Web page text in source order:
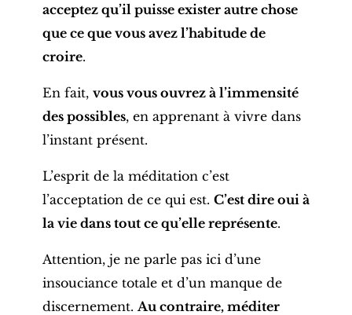
acceptez qu’il puisse exister autre chose
que ce que vous avez l’habitude de
croire.
En fait, vous vous ouvrez à l’immensité
des possibles, en apprenant à vivre dans
l’instant présent.
L’esprit de la méditation c’est
l’acceptation de ce qui est. C’est dire oui à
la vie dans tout ce qu’elle représente.
Attention, je ne parle pas ici d’une
insouciance totale et d’un manque de
discernement. Au contraire, méditer